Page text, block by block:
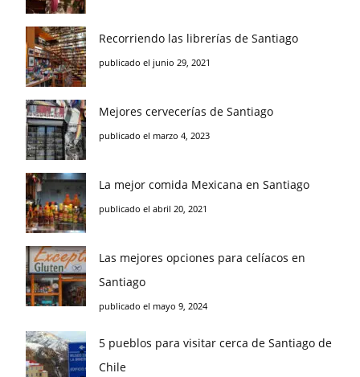
Recorriendo las librerías de Santiago
publicado el junio 29, 2021
Mejores cervecerías de Santiago
publicado el marzo 4, 2023
La mejor comida Mexicana en Santiago
publicado el abril 20, 2021
Las mejores opciones para celíacos en
Santiago
publicado el mayo 9, 2024
5 pueblos para visitar cerca de Santiago de
Chile